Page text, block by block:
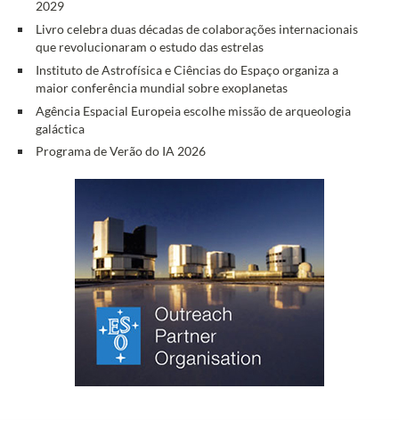
2029
Livro celebra duas décadas de colaborações internacionais
que revolucionaram o estudo das estrelas
Instituto de Astrofísica e Ciências do Espaço organiza a
maior conferência mundial sobre exoplanetas
Agência Espacial Europeia escolhe missão de arqueologia
galáctica
Programa de Verão do IA 2026